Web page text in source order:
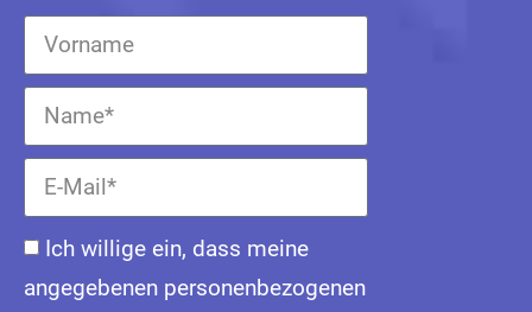
Ich willige ein, dass meine
angegebenen personenbezogenen